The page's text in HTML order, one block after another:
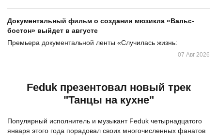
Документальный фильм о создании мюзикла «Вальс-
бостон» выйдет в августе
Премьера документальной ленты «Случилась жизнь:
07 Авг 2026
Feduk презентовал новый трек
"Танцы на кухне"
Популярный исполнитель и музыкант Feduk четырнадцатого
января этого года порадовал своих многочисленных фанатов